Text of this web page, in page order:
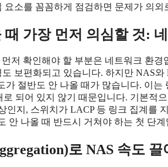
요소를 꼼꼼하게 점검하면 문제가 의
때 가장 먼저 의심할 것:
저 확인해야 할 부분은 네트워크 환
도 보편화되고 있습니다. 하지만 NAS
가 절반도 안 나올 때가 많습니다. 이
되어 있지 않기 때문입니다. 기본적
인지, 스위치가 LACP 등 링크 집계를
안 나올 때 반드시 거쳐야 하는 첫 단계
로 NAS 속도 끌